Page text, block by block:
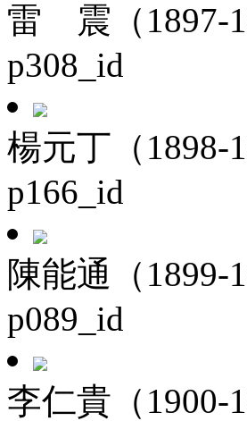
雷 震（1897-
p308_id
楊元丁（1898-
p166_id
陳能通（1899-
p089_id
李仁貴（1900-